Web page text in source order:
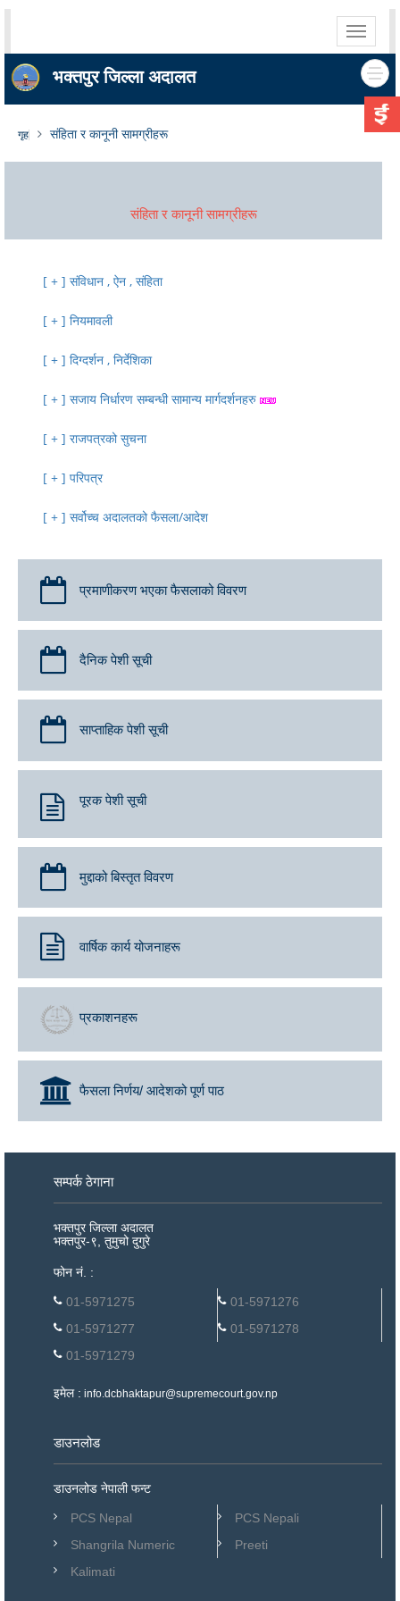
Toggle
भक्तपुर जिल्ला अदालत
गृह संहिता र कानूनी सामग्रीहरू
संहिता र कानूनी सामग्रीहरू
संविधान , ऐन , संहिता
नियमावली
दिग्दर्शन , निर्देशिका
सजाय निर्धारण सम्बन्धी सामान्य मार्गदर्शनहरु
राजपत्रको सुचना
परिपत्र
सर्वोच्च अदालतको फैसला/आदेश
प्रमाणीकरण भएका फैसलाको विवरण
दैनिक पेशी सूची
साप्ताहिक पेशी सूची
पूरक पेशी सूची
मुद्दाको बिस्तृत विवरण
वार्षिक कार्य योजनाहरू
प्रकाशनहरू
फैसला निर्णय/ आदेशको पूर्ण पाठ
सम्पर्क ठेगाना
भक्तपुर जिल्ला अदालत
भक्तपुर-९, तुमुचो दुगुरे
फोन नं. :
01-5971275
01-5971276
01-5971277
01-5971278
01-5971279
इमेल : info.dcbhaktapur@supremecourt.gov.np
डाउनलोड
डाउनलोड नेपाली फन्ट
PCS Nepal
PCS Nepali
Shangrila Numeric
Preeti
Kalimati